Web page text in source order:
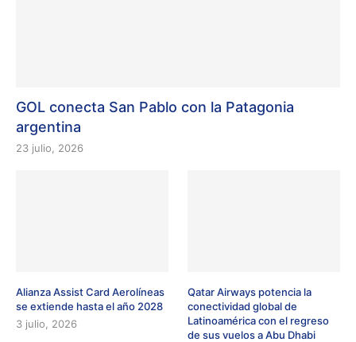
GOL conecta San Pablo con la Patagonia
argentina
23 julio, 2026
Alianza Assist Card Aerolíneas
se extiende hasta el año 2028
3 julio, 2026
Qatar Airways potencia la
conectividad global de
Latinoamérica con el regreso
de sus vuelos a Abu Dhabi